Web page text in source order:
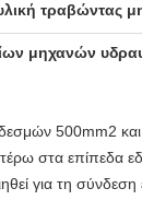
τραβώντας
μηχανών
500mm2 και
στα επίπεδα
για τη